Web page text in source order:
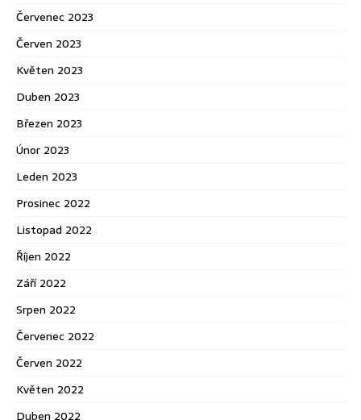
Červenec 2023
Červen 2023
Květen 2023
Duben 2023
Březen 2023
Únor 2023
Leden 2023
Prosinec 2022
Listopad 2022
Říjen 2022
Září 2022
Srpen 2022
Červenec 2022
Červen 2022
Květen 2022
Duben 2022